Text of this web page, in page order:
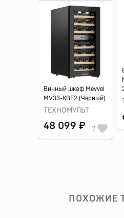
Винный шкаф Meyvel
MV33-KBF2 (Черный)
ТЕХНОМУЛЬТ
48 099 ₽ 7
ПОХОЖИЕ